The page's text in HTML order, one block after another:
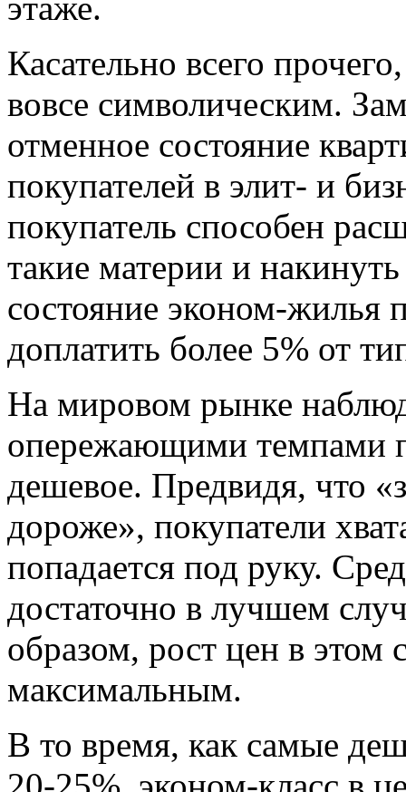
Касательно всего
вовсе символическим.
отменное состояние
покупателей в элит- и
покупатель способен
такие материи и
состояние эконом-жилья
доплатить более 5% от
На мировом рынке
опережающими темпами
дешевое. Предвидя, что
дороже», покупатели
попадается под руку.
достаточно в лучшем
образом, рост цен в этом
максимальным.
В то время, как самые